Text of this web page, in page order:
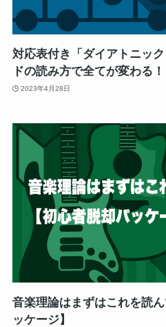
対応表付き「ダイアトニッ
ドの読み方で全てが変わる！
2023年4月28日
音楽理論はまずはこれを読
ッケージ】